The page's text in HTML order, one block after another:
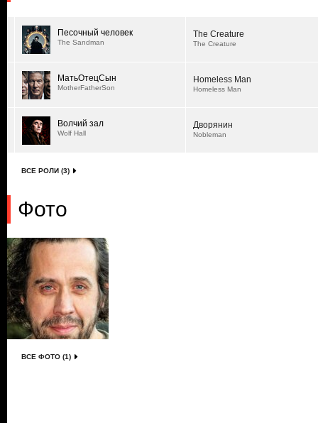
Песочный человек
The Sandman
The Creature
The Creature
МатьОтецСын
MotherFatherSon
Homeless Man
Homeless Man
Волчий зал
Wolf Hall
Дворянин
Nobleman
ВСЕ РОЛИ (3)
Фото
ВСЕ ФОТО (1)